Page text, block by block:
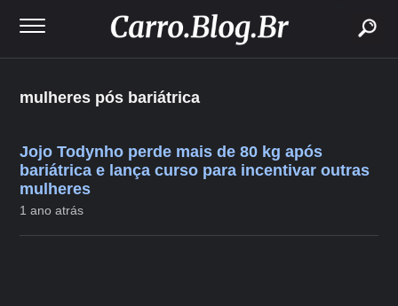
mulheres pós bariátrica
Jojo Todynho perde mais de 80 kg após
bariátrica e lança curso para incentivar outras
mulheres
1 ano atrás